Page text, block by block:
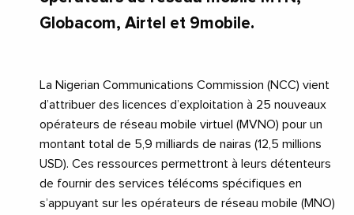
Globacom, Airtel et 9mobile.
La Nigerian Communications Commission (NCC) vient
d’attribuer des licences d’exploitation à 25 nouveaux
opérateurs de réseau mobile virtuel (MVNO) pour un
montant total de 5,9 milliards de nairas (12,5 millions
USD). Ces ressources permettront à leurs détenteurs
de fournir des services télécoms spécifiques en
s’appuyant sur les opérateurs de réseau mobile (MNO)